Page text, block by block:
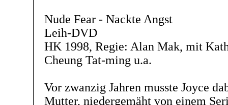
Nude Fear - Nackte Angst
Leih-DVD
HK 1998, Regie: Alan Mak, mit
Cheung Tat-ming u.a.
Vor zwanzig Jahren musste Joyce
Mutter, niedergemäht von einem